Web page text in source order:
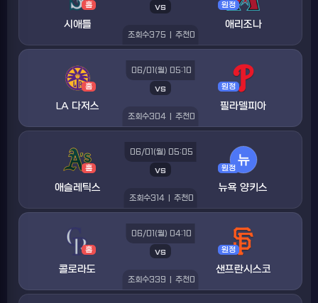
홈
시애틀
vs 원정
애리조나
조회수375 추천 0
홈
LA 다저스
vs 원정
필라델피아
06/01(월) 05:10
조회수304 추천 0
홈
애슬레틱스
vs 원정
뉴욕 양키스
06/01(월) 05:05
조회수314 추천 0
홈
콜로라도
vs 원정
샌프란시스코
06/01(월) 04:10
조회수339 추천 0